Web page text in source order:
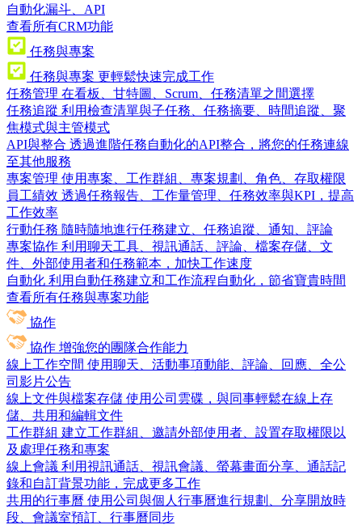
自動化漏斗、API
查看所有CRM功能
任務與專案
任務與專案 更輕鬆快速完成工作
任務管理 在看板、甘特圖、Scrum、任務清單之間選擇
任務追蹤 利用檢查清單與子任務、任務摘要、時間追蹤、聚
焦模式與主管模式
API與整合 透過進階任務自動化的API整合，將您的任務連線
至其他服務
專案管理 使用專案、工作群組、專案規劃、角色、存取權限
員工績效 透過任務報告、工作量管理、任務效率與KPI，提高
工作效率
行動任務 隨時隨地進行任務建立、任務追蹤、通知、評論
專案協作 利用聊天工具、視訊通話、評論、檔案存儲、文
件、外部使用者和任務範本，加快工作速度
自動化 利用自動任務建立和工作流程自動化，節省寶貴時間
查看所有任務與專案功能
協作
協作 增強您的團隊合作能力
線上工作空間 使用聊天、活動事項動能、評論、回應、全公
司影片公告
線上文件與檔案存儲 使用公司雲碟，與同事輕鬆在線上存
儲、共用和編輯文件
工作群組 建立工作群組、邀請外部使用者、設置存取權限以
及處理任務和專案
線上會議 利用視訊通話、視訊會議、螢幕畫面分享、通話記
錄和自訂背景功能，完成更多工作
共用的行事曆 使用公司與個人行事曆進行規劃、分享開放時
段、會議室預訂、行事曆同步